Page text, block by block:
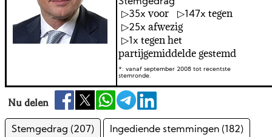
Stemgedrag
35
voor 147 tegen
25 afwezig
1
tegen het
partijgemiddelde gestemd
*: vanaf september 2008 tot recentste
stemronde.
Nu delen
Stemgedrag (207) Ingediende stemmingen (182)